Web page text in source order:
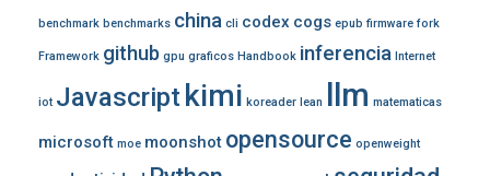
benchmark benchmarks china cli codex cogs epub firmware fork
Framework github gpu graficos Handbook inferencia Internet
iot Javascript kimi koreader lean llm matematicas
microsoft moe moonshot opensource openweight